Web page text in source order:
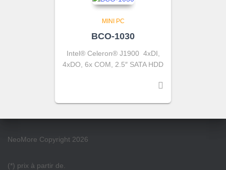
MINI PC
BCO-1030
Intel® Celeron® J1900 4xDI,
4xDO, 6x COM, 2.5″ SATA HDD
NeoMore Copyright 2026
(*) prix à partir de.